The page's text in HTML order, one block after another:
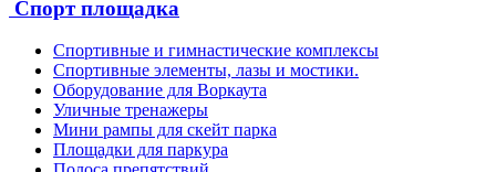
Спорт площадка
Спортивные и гимнастические комплексы
Спортивные элементы, лазы и мостики.
Оборудование для Воркаута
Уличные тренажеры
Мини рампы для скейт парка
Площадки для паркура